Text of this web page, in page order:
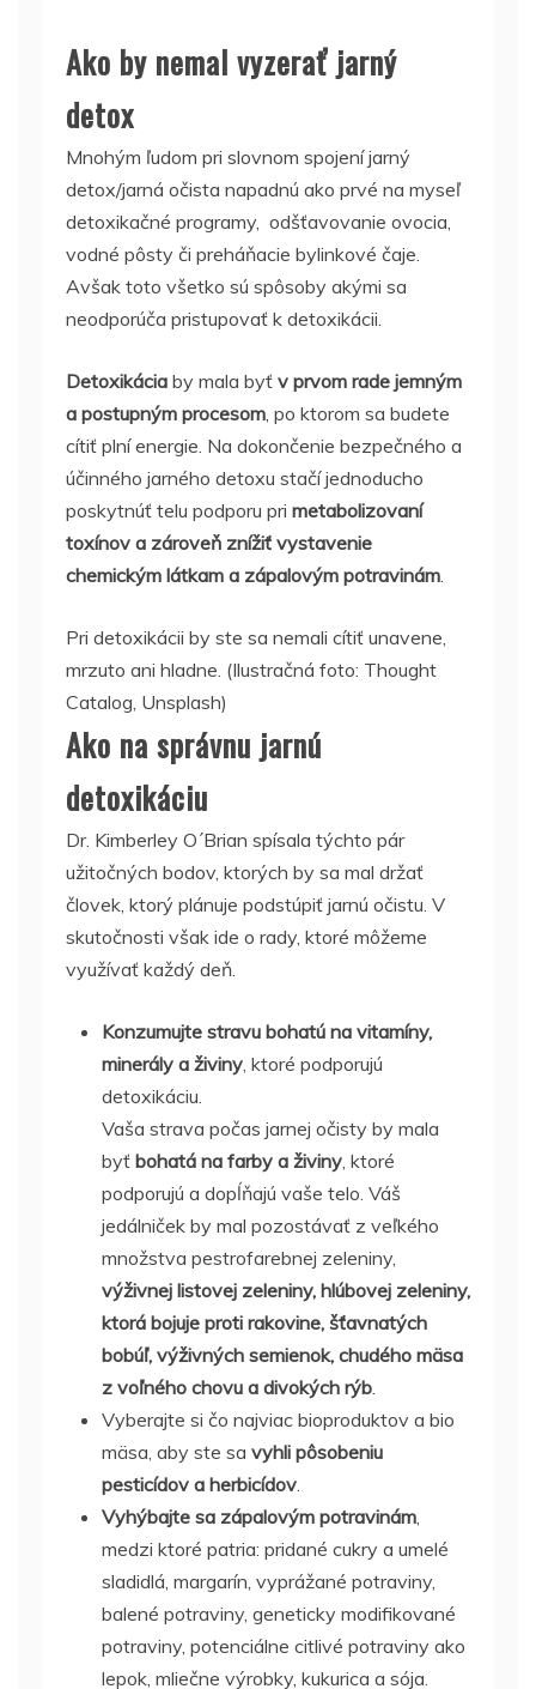
Ako by nemal vyzerať jarný
detox
Mnohým ľudom pri slovnom spojení jarný
detox/jarná očista napadnú ako prvé na myseľ
detoxikačné programy, odšťavovanie ovocia,
vodné pôsty či preháňacie bylinkové čaje.
Avšak toto všetko sú spôsoby akými sa
neodporúča pristupovať k detoxikácii.
Detoxikácia by mala byť v prvom rade jemným
a postupným procesom, po ktorom sa budete
cítiť plní energie. Na dokončenie bezpečného a
účinného jarného detoxu stačí jednoducho
poskytnúť telu podporu pri metabolizovaní
toxínov a zároveň znížiť vystavenie
chemickým látkam a zápalovým potravinám.
Pri detoxikácii by ste sa nemali cítiť unavene,
mrzuto ani hladne. (Ilustračná foto: Thought
Catalog, Unsplash)
Ako na správnu jarnú
detoxikáciu
Dr. Kimberley O´Brian spísala týchto pár
užitočných bodov, ktorých by sa mal držať
človek, ktorý plánuje podstúpiť jarnú očistu. V
skutočnosti však ide o rady, ktoré môžeme
využívať každý deň.
Konzumujte stravu bohatú na vitamíny,
minerály a živiny, ktoré podporujú
detoxikáciu.
Vaša strava počas jarnej očisty by mala
byť bohatá na farby a živiny, ktoré
podporujú a dopĺňajú vaše telo. Váš
jedálniček by mal pozostávať z veľkého
množstva pestrofarebnej zeleniny,
výživnej listovej zeleniny, hlúbovej zeleniny,
ktorá bojuje proti rakovine, šťavnatých
bobúľ, výživných semienok, chudého mäsa
z voľného chovu a divokých rýb.
Vyberajte si čo najviac bioproduktov a bio
mäsa, aby ste sa vyhli pôsobeniu
pesticídov a herbicídov.
Vyhýbajte sa zápalovým potravinám,
medzi ktoré patria: pridané cukry a umelé
sladidlá, margarín, vyprážané potraviny,
balené potraviny, geneticky modifikované
potraviny, potenciálne citlivé potraviny ako
lepok, mliečne výrobky, kukurica a sója.